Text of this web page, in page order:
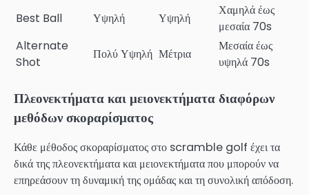
Best Ball
Υψηλή Υψηλή
Χαμηλά έως
μεσαία 70s
Alternate
Shot
Πολύ Υψηλή Μέτρια
Μεσαία έως
υψηλά 70s
Πλεονεκτήματα και μειονεκτήματα διαφόρων
μεθόδων σκοραρίσματος
Κάθε μέθοδος σκοραρίσματος στο scramble golf έχει τα
δικά της πλεονεκτήματα και μειονεκτήματα που μπορούν να
επηρεάσουν τη δυναμική της ομάδας και τη συνολική απόδοση.